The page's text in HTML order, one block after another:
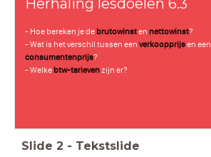
Herhaling lesdoelen 6.3
- Hoe bereken je de brutowinsten nettowinst?
- Wat is het verschil tussen een verkoopprijsen een
consumentenprijs?
- Welke btw-tarievenzijn er?
Slide 2 - Tekstslide